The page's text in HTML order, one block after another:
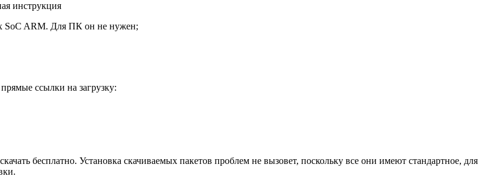
инструкция
SoC ARM. Для ПК он не нужен;
ссылки на загрузку:
бесплатно. Установка скачиваемых пакетов проблем не вызовет, поскольку все они имеют стандартное, для